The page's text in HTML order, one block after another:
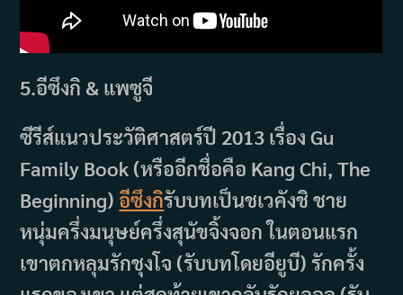
5.อีซึงกิ & แพซูจี
ซีรีส์แนวประวัติศาสตร์ปี 2013 เรื่อง Gu
Family Book (หรืออีกชื่อคือ Kang Chi, The
Beginning) อีซึงกิรับบทเป็นชเวคังชิ ชาย
หนุ่มครึ่งมนุษย์ครึ่งสุนัขจิ้งจอก ในตอนแรก
เขาตกหลุมรักชุงโจ (รับบทโดยอียูบี) รักครั้ง